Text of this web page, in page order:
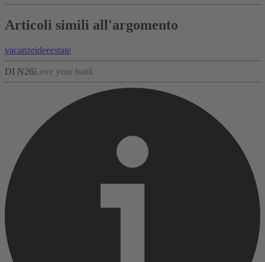
Articoli simili all'argomento
vacanzeideeestate
DI N26Love your bank